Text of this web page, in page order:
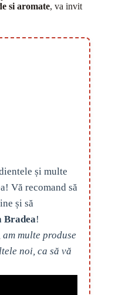
si aromate, va invit
și multe
Vă recomand să
și să
Bradea!
multe produse
noi, ca să vă